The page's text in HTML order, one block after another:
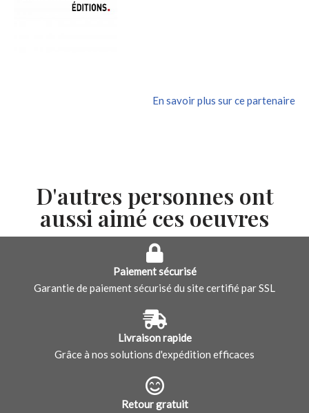
En savoir plus sur ce partenaire
D'autres personnes ont
aussi aimé ces oeuvres
Paiement sécurisé
Garantie de paiement sécurisé du site certifié par SSL
Livraison rapide
Grâce à nos solutions d'expédition efficaces
Retour gratuit